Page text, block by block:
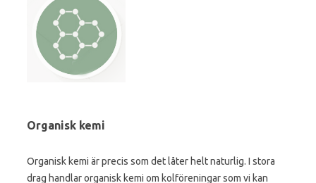
Organisk kemi
Organisk kemi är precis som det låter helt naturlig. I stora
drag handlar organisk kemi om kolföreningar som vi kan